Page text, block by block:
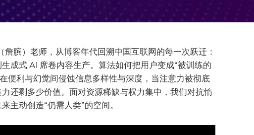
膑）老师，从博客年代回溯中国互联网的每一次跃迁：
成式 AI 席卷内容生产。算法如何把用户变成“被训练的
便利与幻觉间侵蚀信息多样性与深度，当注意力被彻底
还剩多少价值。面对资源稀缺与权力集中，我们对抗惰
主动创造“仍需人类”的空间。